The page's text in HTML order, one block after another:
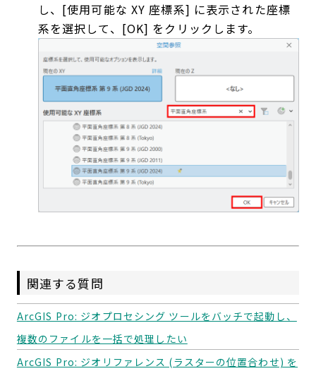
し、[使用可能な XY 座標系] に表示された座標
系を選択して、[OK] をクリックします。
関連する質問
ArcGIS Pro: ジオプロセシング ツールをバッチで起動し、
複数のファイルを一括で処理したい
ArcGIS Pro: ジオリファレンス (ラスターの位置合わせ) を